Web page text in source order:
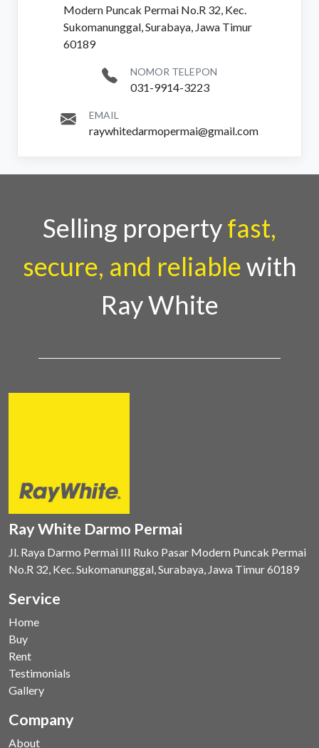
Modern Puncak Permai No.R 32, Kec.
Sukomanunggal, Surabaya, Jawa Timur
60189
NOMOR TELEPON
031-9914-3223
EMAIL
raywhitedarmopermai@gmail.com
Selling propertyfast,
secure, and reliablewith
Ray White
Ray White Darmo Permai
Jl. Raya Darmo Permai III Ruko Pasar Modern Puncak Permai
No.R 32, Kec. Sukomanunggal, Surabaya, Jawa Timur 60189
Service
Home
Buy
Rent
Testimonials
Gallery
Company
About